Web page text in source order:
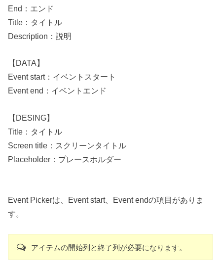
End：エンド
Title：タイトル
Description：説明
【DATA】
Event start：イベントスタート
Event end：イベントエンド
【DESING】
Title：タイトル
Screen title：スクリーンタイトル
Placeholder：プレースホルダー
Event Pickerは、Event start、Event endの項目がありま
す。
アイテムの開始列と終了列が必要になります。